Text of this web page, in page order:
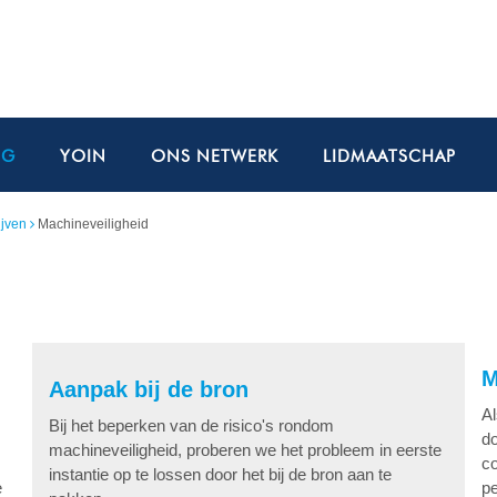
YOIN ONS NETWERK LIDMAATSCHAP
Machineveiligheid
Aanpak bij de bron
Bij het beperken van de risico's rondom
machineveiligheid, proberen we het probleem in eerste
instantie op te lossen door het bij de bron aan te